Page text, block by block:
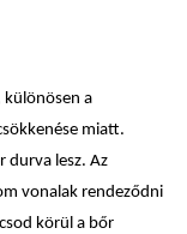
különösen a
miatt.
durva lesz. Az
vonalak rendeződni
körül a bőr